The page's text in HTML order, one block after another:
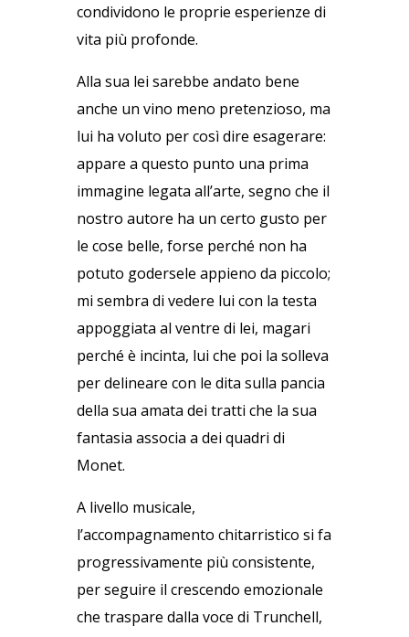
condividono le proprie esperienze di
vita più profonde.
Alla sua lei sarebbe andato bene
anche un vino meno pretenzioso, ma
lui ha voluto per così dire esagerare:
appare a questo punto una prima
immagine legata all’arte, segno che il
nostro autore ha un certo gusto per
le cose belle, forse perché non ha
potuto godersele appieno da piccolo;
mi sembra di vedere lui con la testa
appoggiata al ventre di lei, magari
perché è incinta, lui che poi la solleva
per delineare con le dita sulla pancia
della sua amata dei tratti che la sua
fantasia associa a dei quadri di
Monet.
A livello musicale,
l’accompagnamento chitarristico si fa
progressivamente più consistente,
per seguire il crescendo emozionale
che traspare dalla voce di Trunchell,